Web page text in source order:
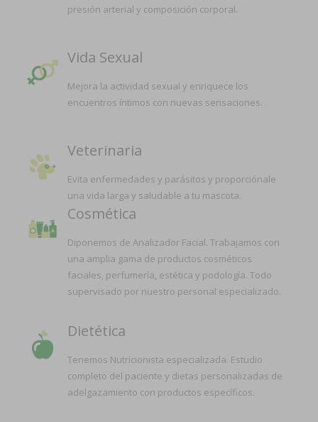
presión arterial y composición corporal.
Vida Sexual
Mejora la actividad sexual y enriquece los
encuentros íntimos con nuevas sensaciones.
Veterinaria
Evita enfermedades y parásitos y proporciónale
una vida larga y saludable a tu mascota.
Cosmética
Diponemos de Analizador Facial. Trabajamos con
una amplia gama de productos cosméticos
faciales, perfumería, estética y podología. Todo
supervisado por nuestro personal especializado.
Dietética
Tenemos Nutricionista especializada. Estudio
completo del paciente y dietas personalizadas de
adelgazamiento con productos específicos.